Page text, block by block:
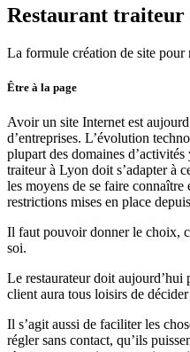
Restaurant traiteur
La formule création de site pour
Être à la page
Avoir un site Internet est
d’entreprises. L’évolution
plupart des domaines
traiteur à Lyon doit s’adapter à
les moyens de se faire connaître
restrictions mises en place
Il faut pouvoir donner le choix,
soi.
Le restaurateur doit aujourd’hui
client aura tous loisirs de
Il s’agit aussi de faciliter les
régler sans contact, qu’ils